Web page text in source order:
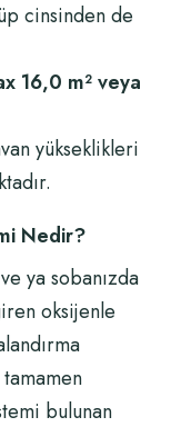
cinsinden de
16,0 m² veya
yükseklikleri
Nedir?
ya sobanızda
oksijenle
bulunan